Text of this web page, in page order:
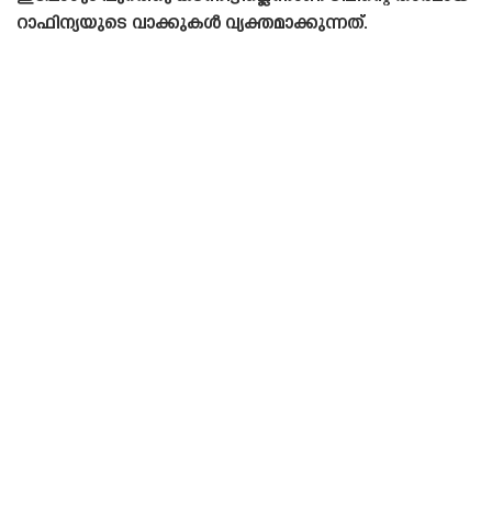
റാഫിന്യയുടെ വാക്കുകൾ വ്യക്തമാക്കുന്നത്.